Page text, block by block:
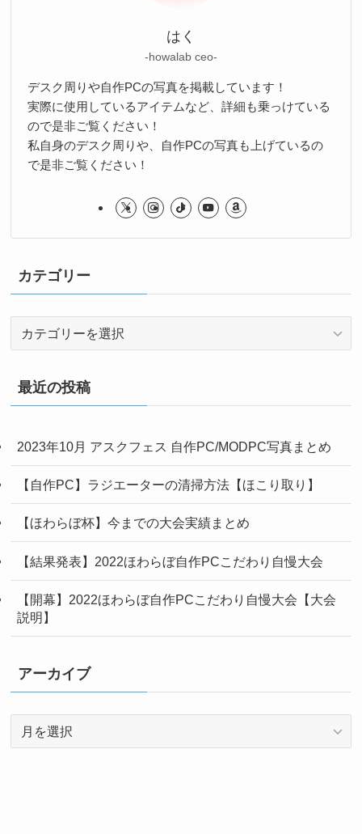
はく
-howalab ceo-
デスク周りや自作PCの写真を掲載しています！
実際に使用しているアイテムなど、詳細も乗っけている
ので是非ご覧ください！
私自身のデスク周りや、自作PCの写真も上げているの
で是非ご覧ください！
カテゴリー
リ
ー
最近の投稿
2023年10月 アスクフェス 自作PC/MODPC写真まとめ
【自作PC】ラジエーターの清掃方法【ほこり取り】
【ほわらぼ杯】今までの大会実績まとめ
【結果発表】2022ほわらぼ自作PCこだわり自慢大会
【開幕】2022ほわらぼ自作PCこだわり自慢大会【大会
説明】
アーカイブ